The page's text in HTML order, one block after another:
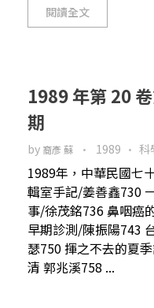
閱讀全文
1989 年第 20
期
by 裔彥 蘇 1989 科
1989年，中華民國七
輯室手記/姜善鑫730
事/徐茂銘736 鼻咽癌
早期診測/陳振陽743
瑟750 揮之不去的夏
清 郭兆溪758 ...